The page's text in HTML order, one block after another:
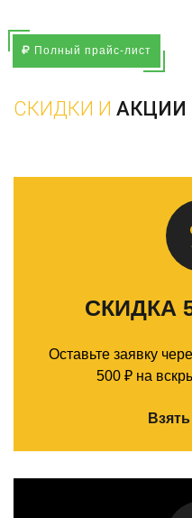
Полный прайс-лист
СКИДКИ И АКЦИИ
СКИДКА
Оставьте заявку
500 ₽ на